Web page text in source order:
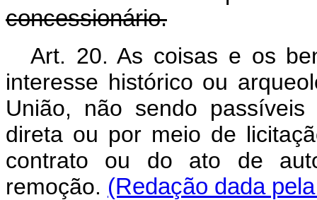
concessionário.
Art. 20. As coisas e os
interesse histórico ou
União, não sendo
direta ou por meio de
contrato ou do ato de
remoção. (Redação dada